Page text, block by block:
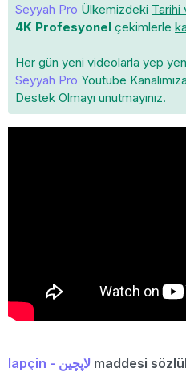
Seyyah Pro Ülkemizdeki Tarihi
4K Profesyonel çekimlerle
Her gün yeni videolarla yep
Seyyah Pro Youtube Kanalımıza
Destek Olmayı unutmayınız.
lapçin - لاپچین maddesi